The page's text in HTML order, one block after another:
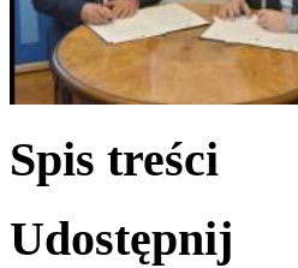
Spis treści
Udostępnij